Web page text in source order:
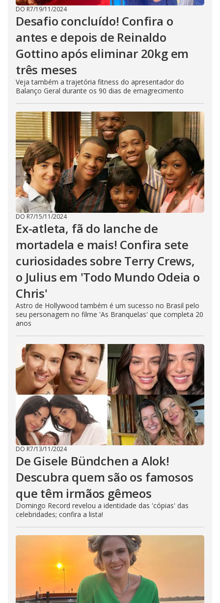
DO R7/19/11/2024
Desafio concluído! Confira o
antes e depois de Reinaldo
Gottino após eliminar 20kg em
três meses
Veja também a trajetória fitness do apresentador do
Balanço Geral durante os 90 dias de emagrecimento
DO R7/15/11/2024
Ex-atleta, fã do lanche de
mortadela e mais! Confira sete
curiosidades sobre Terry Crews,
o Julius em 'Todo Mundo Odeia o
Chris'
Astro de Hollywood também é um sucesso no Brasil pelo
seu personagem no filme 'As Branquelas' que completa 20
anos
DO R7/13/11/2024
De Gisele Bündchen a Alok!
Descubra quem são os famosos
que têm irmãos gêmeos
Domingo Record revelou a identidade das 'cópias' das
celebridades; confira a lista!